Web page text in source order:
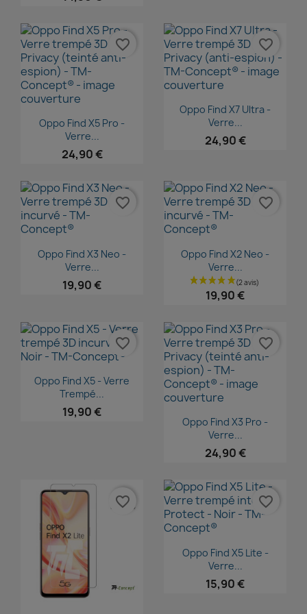
Aperçu rapide
Oppo Find X5 Pro -
Verre...
24,90 €
favorite_border
Aperçu rapide
Oppo Find X7 Ultra -
Verre...
24,90 €
favorite_border
Aperçu rapide
Oppo Find X3 Neo -
Verre...
19,90 €
favorite_border
Aperçu rapide
Oppo Find X2 Neo -
Verre...
19,90 €
favorite_border
Aperçu rapide
Oppo Find X5 - Verre
Trempé...
19,90 €
favorite_border
Aperçu rapide
Oppo Find X3 Pro -
Verre...
24,90 €
favorite_border
favorite_border
Aperçu rapide
Oppo Find X5 Lite -
Verre...
15,90 €
favorite_border